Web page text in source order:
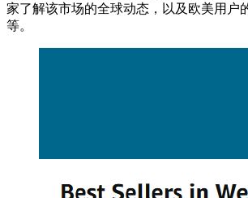
家了解该市场的全球动态，以及欧美用户
等。